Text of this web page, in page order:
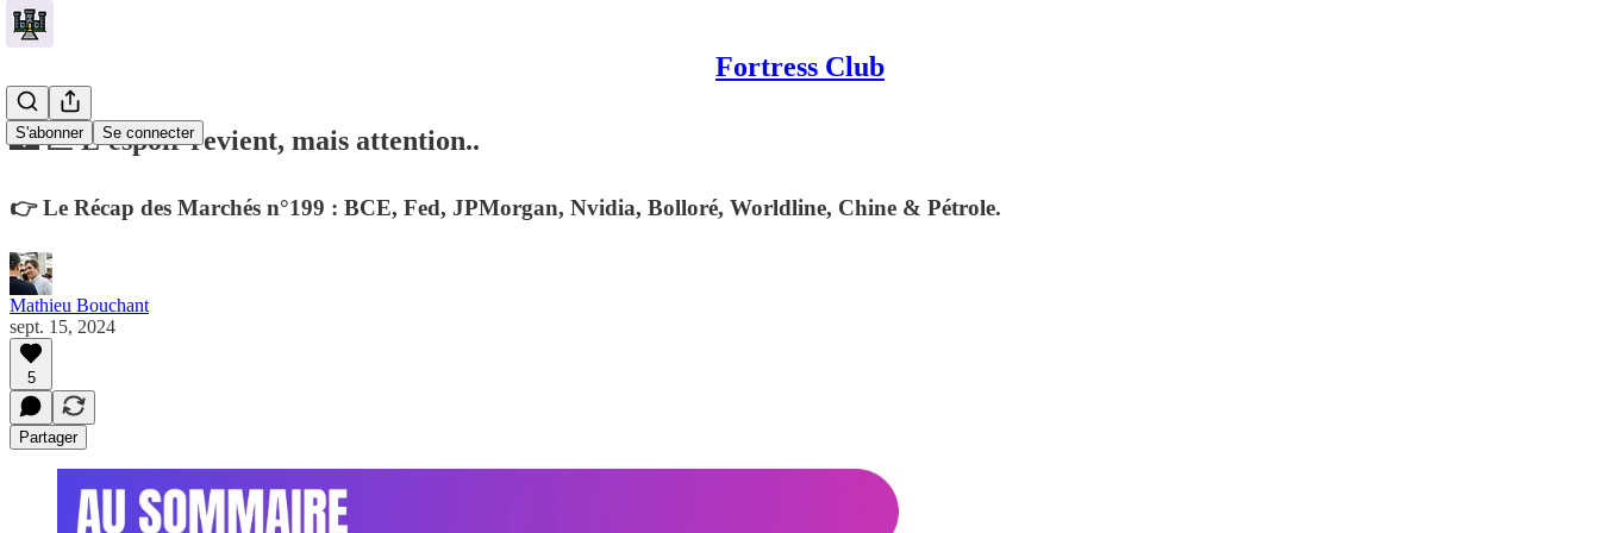
Fortress Club
S'abonner Se connecter
🏰 💹 L'espoir revient, mais attention..
👉 Le Récap des Marchés n°199 : BCE, Fed, JPMorgan, Nvidia, Bolloré, Worldline, Chine & Pétrole.
Mathieu Bouchant
sept. 15, 2024
5
Partager